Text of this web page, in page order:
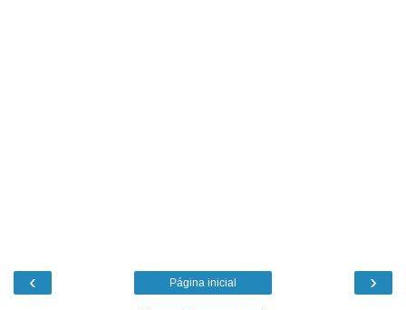
‹ ›
Página inicial